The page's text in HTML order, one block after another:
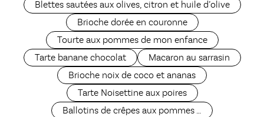
Blettes sautées aux olives, citron et huile d’olive
Brioche dorée en couronne
Tourte aux pommes de mon enfance
Tarte banane chocolat
Macaron au sarrasin
Brioche noix de coco et ananas
Tarte Noisettine aux poires
Ballotins de crêpes aux pommes …